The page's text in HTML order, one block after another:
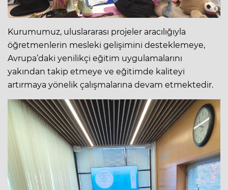
Kurumumuz, uluslararası projeler aracılığıyla
öğretmenlerin mesleki gelişimini desteklemeye,
Avrupa’daki yenilikçi eğitim uygulamalarını
yakından takip etmeye ve eğitimde kaliteyi
artırmaya yönelik çalışmalarına devam etmektedir.